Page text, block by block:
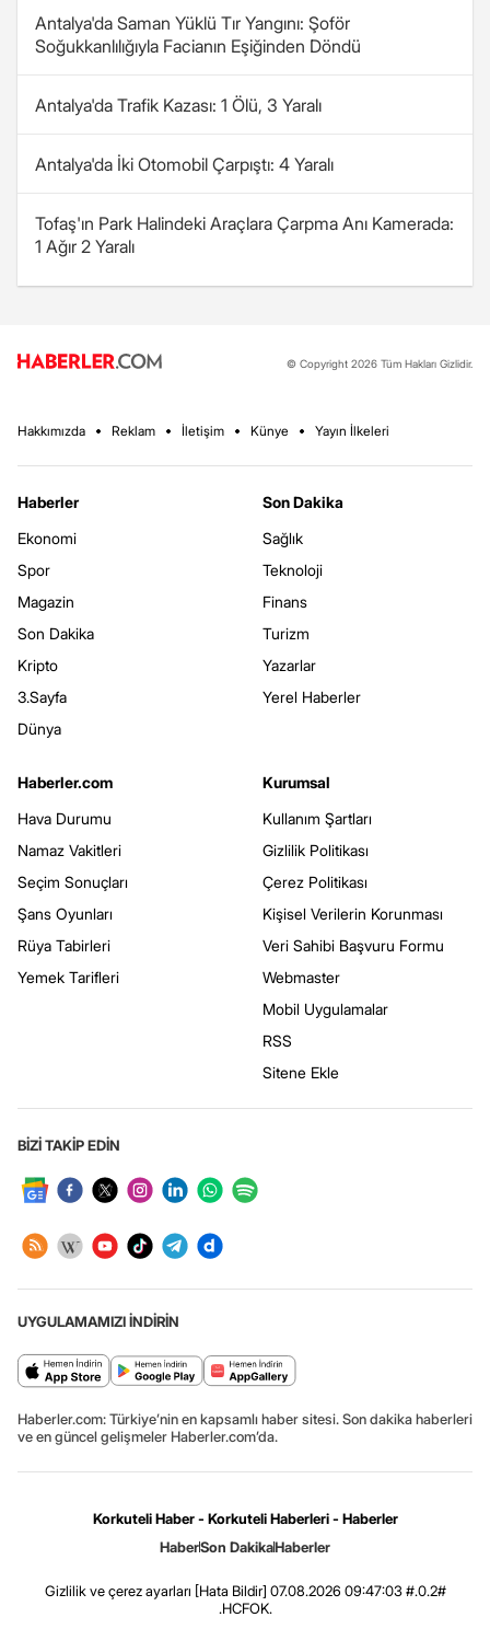
Antalya'da Saman Yüklü Tır Yangını: Şoför
Soğukkanlılığıyla Facianın Eşiğinden Döndü
Antalya'da Trafik Kazası: 1 Ölü, 3 Yaralı
Antalya'da İki Otomobil Çarpıştı: 4 Yaralı
Tofaş'ın Park Halindeki Araçlara Çarpma Anı Kamerada:
1 Ağır 2 Yaralı
© Copyright 2026 Tüm Hakları Gizlidir.
Hakkımızda Reklam İletişim Künye Yayın İlkeleri
Haberler
Ekonomi
Spor
Magazin
Son Dakika
Kripto
3.Sayfa
Dünya
Son Dakika
Sağlık
Teknoloji
Finans
Turizm
Yazarlar
Yerel Haberler
Haberler.com
Hava Durumu
Namaz Vakitleri
Seçim Sonuçları
Şans Oyunları
Rüya Tabirleri
Yemek Tarifleri
Kurumsal
Kullanım Şartları
Gizlilik Politikası
Çerez Politikası
Kişisel Verilerin Korunması
Veri Sahibi Başvuru Formu
Webmaster
Mobil Uygulamalar
RSS
Sitene Ekle
BİZİ TAKİP EDİN
UYGULAMAMIZI İNDİRİN
Haberler.com: Türkiye’nin en kapsamlı haber sitesi. Son dakika haberleri
ve en güncel gelişmeler Haberler.com’da.
Korkuteli Haber - Korkuteli Haberleri - Haberler
HaberSon DakikaHaberler
Gizlilik ve çerez ayarları [Hata Bildir] 07.08.2026 09:47:03 #.0.2#
.HCFOK.